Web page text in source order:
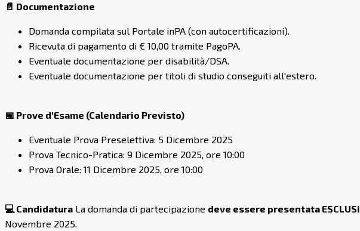
📄 Documentazione
Domanda compilata sul Portale inPA (con autocertificazioni).
Ricevuta di pagamento di € 10,00 tramite PagoPA.
Eventuale documentazione per disabilità/DSA.
Eventuale documentazione per titoli di studio conseguiti all'estero.
📅 Prove d'Esame (Calendario Previsto)
Eventuale Prova Preselettiva: 5 Dicembre 2025
Prova Tecnico-Pratica: 9 Dicembre 2025, ore 10:00
Prova Orale: 11 Dicembre 2025, ore 10:00
💻 Candidatura La domanda di partecipazione deve essere presentata
Novembre 2025.